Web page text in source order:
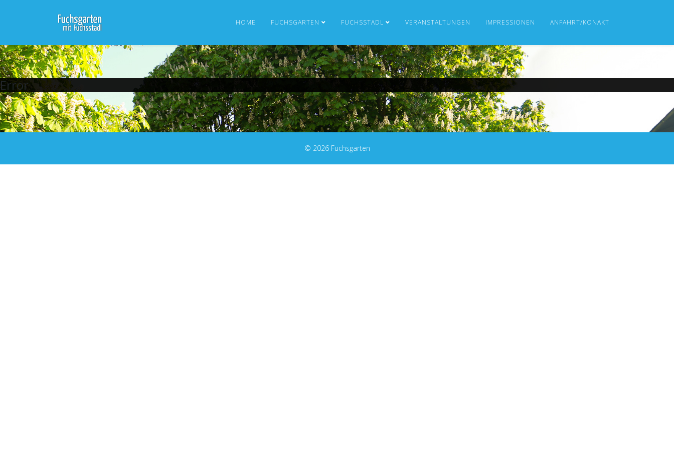
HOME FUCHSGARTEN FUCHSSTADL VERANSTALTUNGEN IMPRESSIONEN ANFAHRT/KONAKT
Error
© 2026 Fuchsgarten